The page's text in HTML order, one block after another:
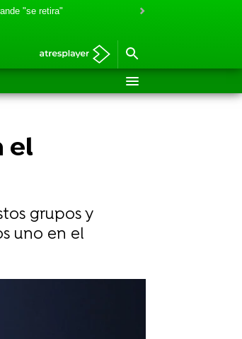
"se retira"
el
grupos y
uno en el